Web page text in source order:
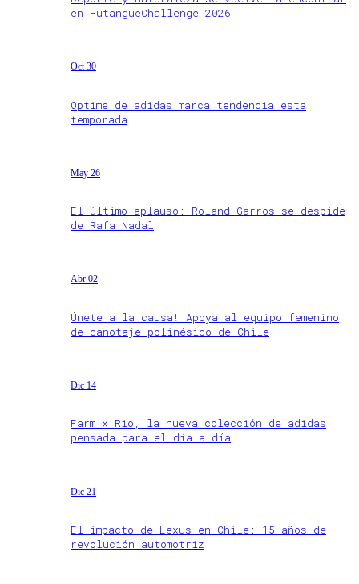
en FutangueChallenge 2026
Oct 30
Optime de adidas marca tendencia esta
temporada
May 26
El último aplauso: Roland Garros se despide
de Rafa Nadal
Abr 02
Únete a la causa! Apoya al equipo femenino
de canotaje polinésico de Chile
Dic 14
Farm x Rio, la nueva colección de adidas
pensada para el día a día
Dic 21
El impacto de Lexus en Chile: 15 años de
revolución automotriz